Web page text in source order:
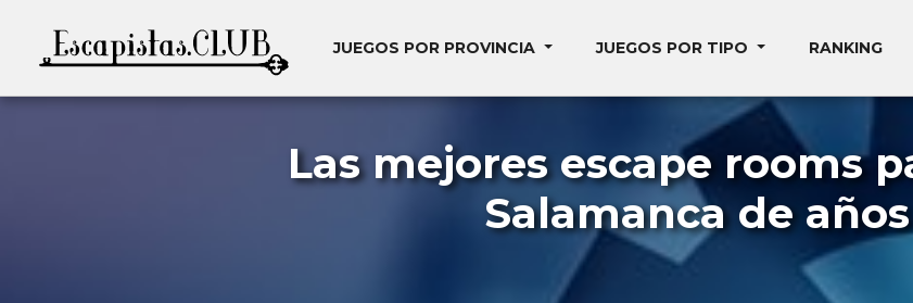
JUEGOS POR PROVINCIA JUEGOS POR TIPO RANKING
Las mejores escape rooms
Salamanca de